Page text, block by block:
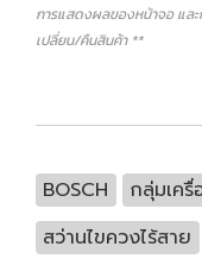
การแสดงผลของหน้าจอ แล
เปลี่ยน/คืนสินค้า **
BOSCH
กลุ่มเครื่
สว่านไขควงไร้สาย